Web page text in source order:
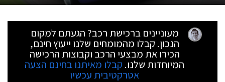
מעוניינים ברכישת רכב? הגעתם למקום
הנכון. קבלו מהמומחים שלנו ייעוץ חינם,
הכירו את מבצעי הרכב וקבוצות הרכישה
המיוחדות שלנו. קבלו מאיתנו בחינם הצעה
אטרקטיבית עכשיו